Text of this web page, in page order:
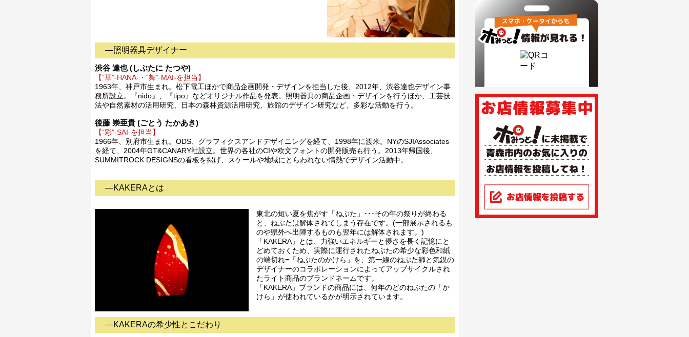
―照明器具デザイナー
渋谷 達也 (しぶたに たつや)
【“華”-HANA-・“舞”-MAI-を担当】
1963年、神戸市生まれ。松下電工ほかで商品企画開発・デザインを担当した後、2012年、渋谷達也デザイン事
務所設立。『nido』、『tipo』などオリジナル作品を発表。照明器具の商品企画・デザインを行うほか、工芸技
法や自然素材の活用研究、日本の森林資源活用研究、旅館のデザイン研究など、多彩な活動を行う。
後藤 崇亜貴 (ごとう たかあき)
【“彩”-SAI-を担当】
1966年、別府市生まれ。ODS、グラフィクスアンドデザイニングを経て、1998年に渡米。NYのSJIAssociates
を経て、2004年GT&CANARY社設立。世界の各社のCIや欧文フォントの開発販売も行う。2013年帰国後、
SUMMITROCK DESIGNSの看板を掲げ、スケールや地域にとらわれない情熱でデザイン活動中。
―KAKERAとは
東北の短い夏を焦がす「ねぶた」･･･その年の祭りが終わる
と、ねぶたは解体されてしまう存在です。(一部展示されるも
のや県外へ出陣するものも翌年には解体されます。)
「KAKERA」とは、力強いエネルギーと儚さを長く記憶にと
どめておくため、実際に運行されたねぶたの希少な彩色和紙
の端切れ=「ねぶたのかけら」を、第一線のねぶた師と気鋭の
デザイナーのコラボレーションによってアップサイクルされ
たライト商品のブランドネームです。
「KAKERA」ブランドの商品には、何年のどのねぶたの「か
けら」が使われているかが明示されています。
―KAKERAの希少性とこだわり